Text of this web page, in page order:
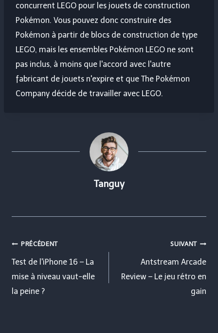
concurrent LEGO pour les jouets de construction
Pokémon. Vous pouvez donc construire des
Pokémon à partir de blocs de construction de type
LEGO, mais les ensembles Pokémon LEGO ne sont
pas inclus, à moins que l'accord avec l'autre
fabricant de jouets n'expire et que The Pokémon
Company décide de travailler avec LEGO.
Tanguy
Navigation
de
l’article
PRÉCÉDENT
Test de l'iPhone 16 – La
mise à niveau vaut-elle
la peine ?
SUIVANT
Antstream Arcade
Review – Le jeu rétro en
gain